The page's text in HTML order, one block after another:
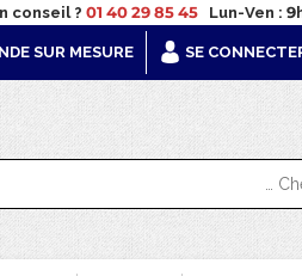
conseil ? 01 40 29 85 45Lun-Ven :
SE
SUR MESURE